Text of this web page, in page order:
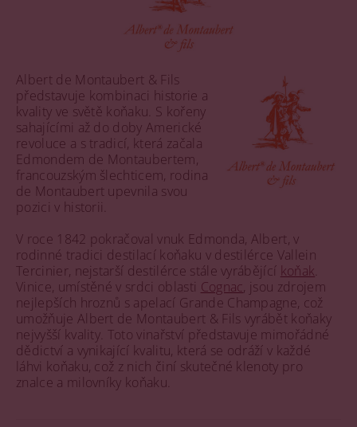
Albert de Montaubert & Fils
představuje kombinaci historie a
kvality ve světě koňaku. S kořeny
sahajícími až do doby Americké
revoluce a s tradicí, která začala
Edmondem de Montaubertem,
francouzským šlechticem, rodina
de Montaubert upevnila svou
pozici v historii.
V roce 1842 pokračoval vnuk Edmonda, Albert, v
rodinné tradici destilací koňaku v destilérce Vallein
Tercinier, nejstarší destilérce stále vyrábějící koňak
Vinice, umístěné v srdci oblasti Cognac, jsou zdrojem
nejlepších hroznů s apelací Grande Champagne, což
umožňuje Albert de Montaubert & Fils vyrábět koňaky
nejvyšší kvality. Toto vinařství představuje mimořádné
dědictví a vynikající kvalitu, která se odráží v každé
láhvi koňaku, což z nich činí skutečné klenoty pro
znalce a milovníky koňaku.